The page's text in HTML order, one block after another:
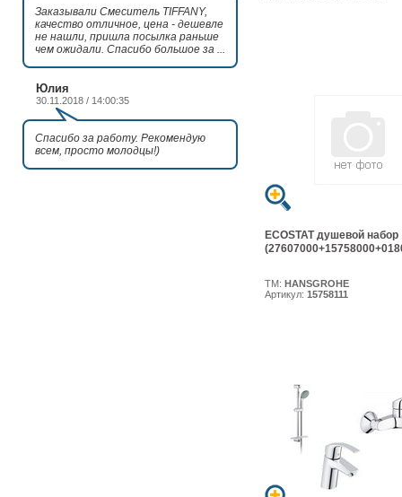
Заказывали Смеситель TIFFANY,
качество отличное, цена - дешевле
не нашли, пришла посылка раньше
чем ожидали. Спасибо большое за ...
Юлия
30.11.2018 / 14:00:35
Спасибо за работу. Рекомендую
всем, просто молодцы!)
ECOSTAT душевой набор
ТМ: HANSGROHE
Артикул: 15758111